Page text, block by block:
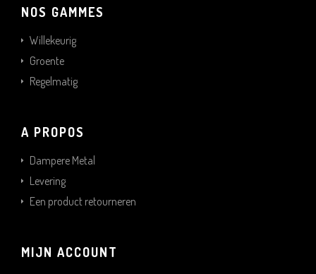
NOS GAMMES
Willekeurig
Groente
Regelmatig
A PROPOS
Dampere Metal
Levering
Een product retourneren
MIJN ACCOUNT